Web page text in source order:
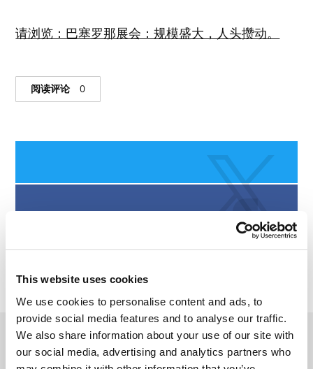
This website uses cookies
We use cookies to personalise content and ads, to
provide social media features and to analyse our traffic.
We also share information about your use of our site with
our social media, advertising and analytics partners who
请浏览：巴塞罗那展会：规模盛大，人头攒动。
阅读评论 0